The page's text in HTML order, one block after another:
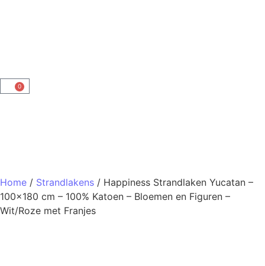
0
Home / Strandlakens / Happiness Strandlaken Yucatan –
100×180 cm – 100% Katoen – Bloemen en Figuren –
Wit/Roze met Franjes